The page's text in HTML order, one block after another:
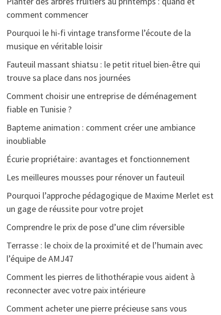
comment commencer
Pourquoi le hi-fi vintage transforme l’écoute de la
musique en véritable loisir
Fauteuil massant shiatsu : le petit rituel bien-être qui
trouve sa place dans nos journées
Comment choisir une entreprise de déménagement
fiable en Tunisie ?
Bapteme animation : comment créer une ambiance
inoubliable
Écurie propriétaire : avantages et fonctionnement
Les meilleures mousses pour rénover un fauteuil
Pourquoi l’approche pédagogique de Maxime Merlet est
un gage de réussite pour votre projet
Comprendre le prix de pose d’une clim réversible
Terrasse : le choix de la proximité et de l’humain avec
l’équipe de AMJ47
Comment les pierres de lithothérapie vous aident à
reconnecter avec votre paix intérieure
Comment acheter une pierre précieuse sans vous